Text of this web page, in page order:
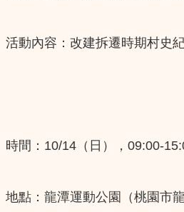
活動內容：改建拆遷時期村史
時間：10/14（日），09:00-
地點：龍潭運動公園（桃園市